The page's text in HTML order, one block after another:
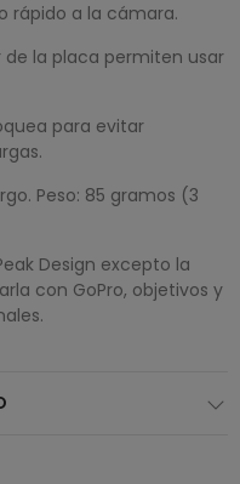
rápido a la cámara.
la placa permiten usar
para evitar
Peso: 85 gramos (3
Design excepto la
con GoPro, objetivos y